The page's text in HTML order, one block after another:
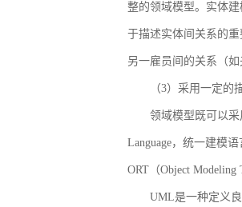
整的领域模型。实体
于描述实体间关系的
另一雇员间的关系（
（3）采用一定
领域模型既可以
Language，统一建模
ORT（Object
UML是一种定义